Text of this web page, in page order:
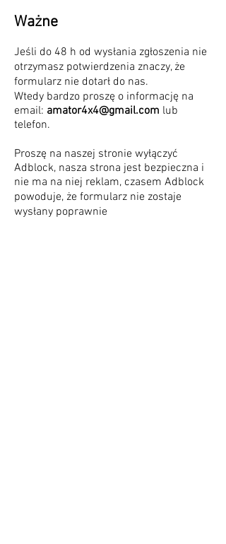
Ważne
Jeśli do 48 h od wysłania zgłoszenia nie
otrzymasz potwierdzenia znaczy, że
formularz nie dotarł do nas.
Wtedy bardzo proszę o informację na
email: amator4x4@gmail.com lub
telefon.
Proszę na naszej stronie wyłączyć
Adblock, nasza strona jest bezpieczna i
nie ma na niej reklam, czasem Adblock
powoduje, że formularz nie zostaje
wysłany poprawnie